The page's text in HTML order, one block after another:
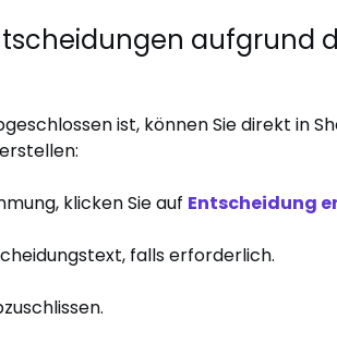
aufgrund
ist, können Sie direkt in
klicken Sie auf Entscheidung
falls erforderlich.